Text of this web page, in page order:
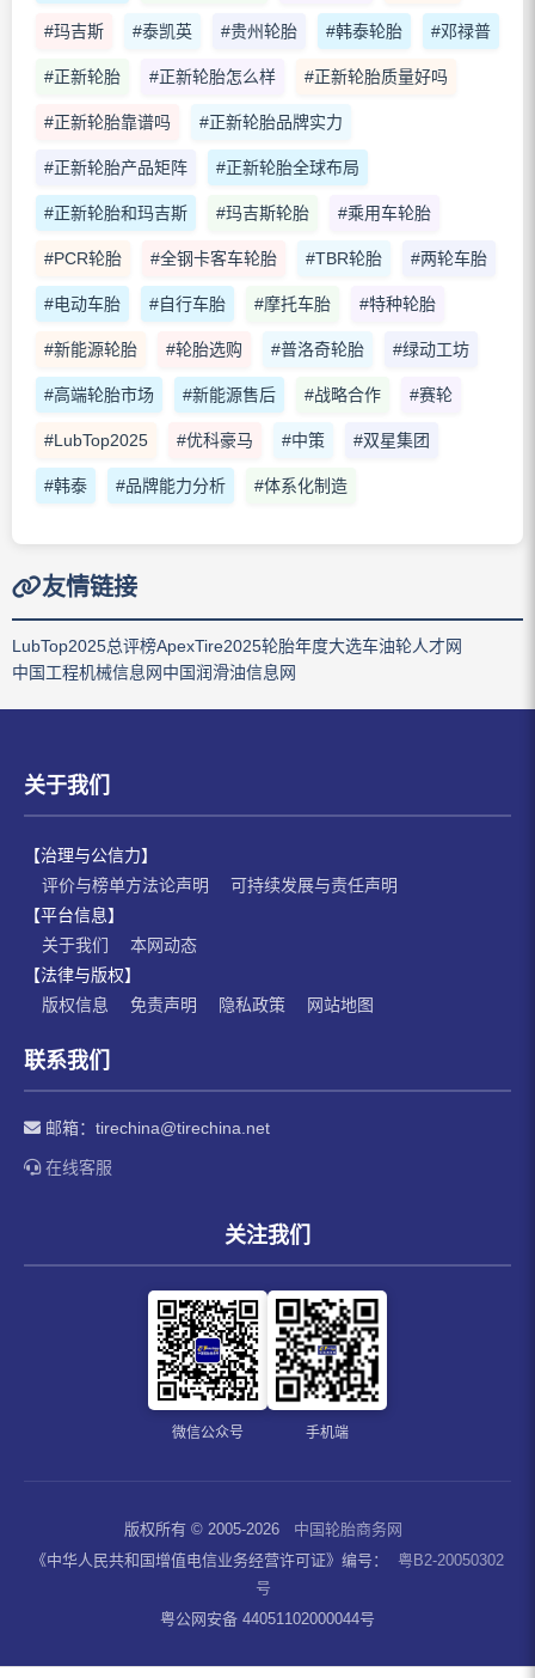
#玛吉斯 #泰凯英 #贵州轮胎 #韩泰轮胎 #邓禄普
#正新轮胎 #正新轮胎怎么样 #正新轮胎质量好吗
#正新轮胎靠谱吗 #正新轮胎品牌实力
#正新轮胎产品矩阵 #正新轮胎全球布局
#正新轮胎和玛吉斯 #玛吉斯轮胎 #乘用车轮胎
#PCR轮胎 #全钢卡客车轮胎 #TBR轮胎 #两轮车胎
#电动车胎 #自行车胎 #摩托车胎 #特种轮胎
#新能源轮胎 #轮胎选购 #普洛奇轮胎 #绿动工坊
#高端轮胎市场 #新能源售后 #战略合作 #赛轮
#LubTop2025 #优科豪马 #中策 #双星集团
#韩泰 #品牌能力分析 #体系化制造
友情链接
LubTop2025总评榜ApexTire2025轮胎年度大选车油轮人才网
中国工程机械信息网中国润滑油信息网
关于我们
【治理与公信力】
评价与榜单方法论声明
可持续发展与责任声明
【平台信息】
关于我们
本网动态
【法律与版权】
版权信息
免责声明 隐私政策 网站地图
联系我们
邮箱： tirechina@tirechina.net
在线客服
关注我们
微信公众号 手机端
版权所有 © 2005-2026
中国轮胎商务网
《中华人民共和国增值电信业务经营许可证》编号：
粤B2-20050302
号
粤公网安备 44051102000044号